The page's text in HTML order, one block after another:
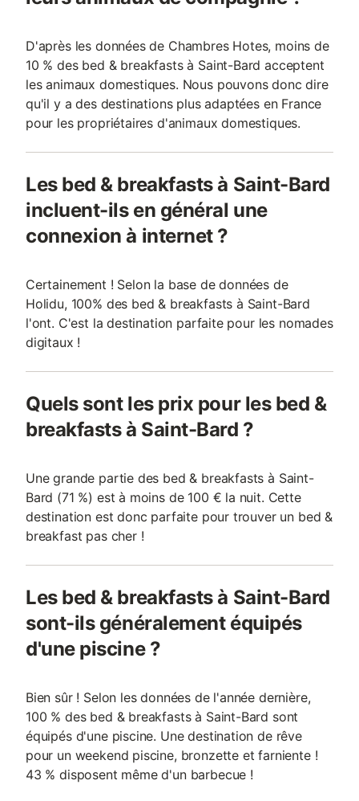
D'après les données de Chambres Hotes, moins de
10 % des bed & breakfasts à Saint-Bard acceptent
les animaux domestiques. Nous pouvons donc dire
qu'il y a des destinations plus adaptées en France
pour les propriétaires d'animaux domestiques.
Les bed & breakfasts à Saint-Bard
incluent-ils en général une
connexion à internet ?
Certainement ! Selon la base de données de
Holidu, 100% des bed & breakfasts à Saint-Bard
l'ont. C'est la destination parfaite pour les nomades
digitaux !
Quels sont les prix pour les bed &
breakfasts à Saint-Bard ?
Une grande partie des bed & breakfasts à Saint-
Bard (71 %) est à moins de 100 € la nuit. Cette
destination est donc parfaite pour trouver un bed &
breakfast pas cher !
Les bed & breakfasts à Saint-Bard
sont-ils généralement équipés
d'une piscine ?
Bien sûr ! Selon les données de l'année dernière,
100 % des bed & breakfasts à Saint-Bard sont
équipés d'une piscine. Une destination de rêve
pour un weekend piscine, bronzette et farniente !
43 % disposent même d'un barbecue !